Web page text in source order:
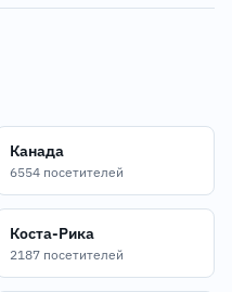
Канада
6554 посетителей
Коста-Рика
2187 посетителей